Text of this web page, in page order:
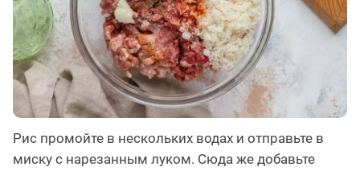
Рис промойте в нескольких водах и отправьте в
миску с нарезанным луком. Сюда же добавьте